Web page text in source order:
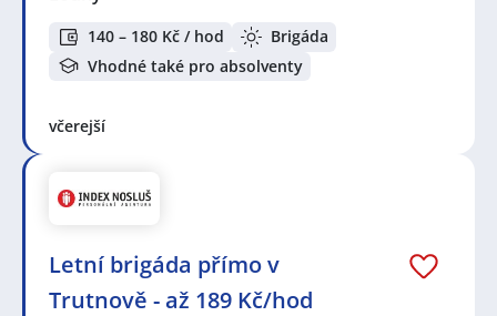
140 – 180 Kč / hod
Brigáda
Vhodné také pro absolventy
včerejší
Letní brigáda přímo v
Trutnově - až 189 Kč/hod